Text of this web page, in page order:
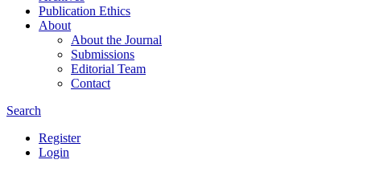
Publication Ethics
About
About the Journal
Submissions
Editorial Team
Contact
Search
Register
Login